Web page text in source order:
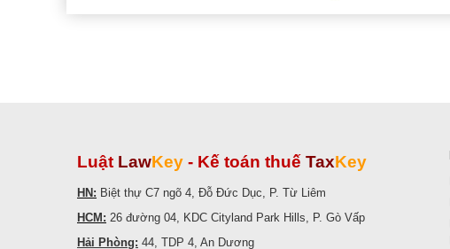
Luật LawKey - Kế toán thuế TaxKey
HN: Biệt thự C7 ngõ 4, Đỗ Đức Dục, P. Từ Liêm
HCM: 26 đường 04, KDC Cityland Park Hills, P. Gò Vấp
Hải Phòng: 44, TDP 4, An Dương